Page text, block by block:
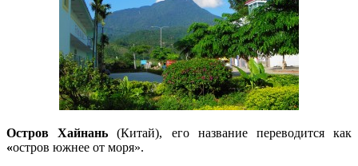
Остров Хайнань(Китай), его название
переводится как
«остров южнее от моря».